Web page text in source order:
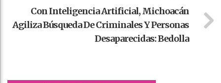
Con Inteligencia Artificial, Michoacán
Agiliza Búsqueda De Criminales Y Personas
Desaparecidas: Bedolla